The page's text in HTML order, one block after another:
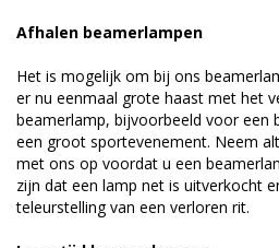
Afhalen beamerlampen
Het is mogelijk om bij ons
er nu eenmaal grote haast met het
beamerlamp, bijvoorbeeld voor een
een groot sportevenement. Neem
met ons op voordat u een
zijn dat een lamp net is uitverkocht
teleurstelling van een verloren rit.